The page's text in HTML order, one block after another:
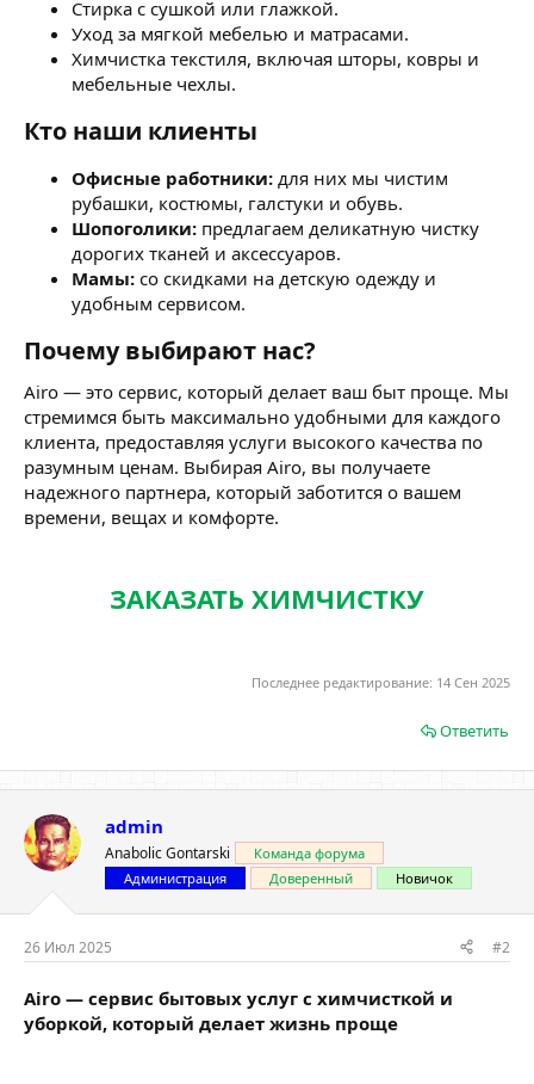
Стирка с сушкой или глажкой.
Уход за мягкой мебелью и матрасами.
Химчистка текстиля, включая шторы, ковры и
мебельные чехлы.
Кто наши клиенты
Офисные работники: для них мы чистим
рубашки, костюмы, галстуки и обувь.
Шопоголики: предлагаем деликатную чистку
дорогих тканей и аксессуаров.
Мамы: со скидками на детскую одежду и
удобным сервисом.
Почему выбирают нас?
Airo — это сервис, который делает ваш быт проще. Мы
стремимся быть максимально удобными для каждого
клиента, предоставляя услуги высокого качества по
разумным ценам. Выбирая Airo, вы получаете
надежного партнера, который заботится о вашем
времени, вещах и комфорте.
ЗАКАЗАТЬ ХИМЧИСТКУ
Последнее редактирование: 14 Сен 2025
Ответить
admin
Anabolic Gontarski
Команда форума
Администрация
Доверенный Новичок
26 Июл 2025 #2
Airo — cервис бытовых услуг с химчисткой и
уборкой, который делает жизнь проще